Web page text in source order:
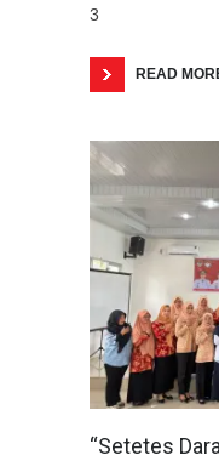
3
READ
“Setetes